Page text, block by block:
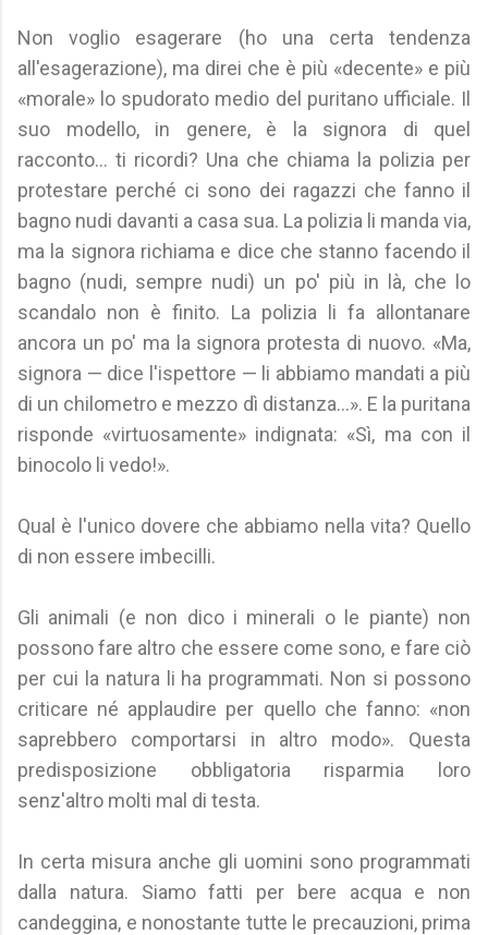
Non voglio esagerare (ho una certa tendenza
all'esagerazione), ma direi che è più «decente» e più
«morale» lo spudorato medio del puritano ufficiale. Il
suo modello, in genere, è la signora di quel
racconto... ti ricordi? Una che chiama la polizia per
protestare perché ci sono dei ragazzi che fanno il
bagno nudi davanti a casa sua. La polizia li manda via,
ma la signora richiama e dice che stanno facendo il
bagno (nudi, sempre nudi) un po' più in là, che lo
scandalo non è finito. La polizia li fa allontanare
ancora un po' ma la signora protesta di nuovo. «Ma,
signora — dice l'ispettore — li abbiamo mandati a più
di un chilometro e mezzo dì distanza...». E la puritana
risponde «virtuosamente» indignata: «Sì, ma con il
binocolo li vedo!».
Qual è l'unico dovere che abbiamo nella vita? Quello
di non essere imbecilli.
Gli animali (e non dico i minerali o le piante) non
possono fare altro che essere come sono, e fare ciò
per cui la natura li ha programmati. Non si possono
criticare né applaudire per quello che fanno: «non
saprebbero comportarsi in altro modo». Questa
predisposizione obbligatoria risparmia loro
senz'altro molti mal di testa.
In certa misura anche gli uomini sono programmati
dalla natura. Siamo fatti per bere acqua e non
candeggina, e nonostante tutte le precauzioni, prima